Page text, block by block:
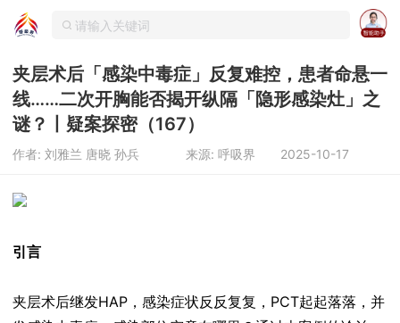
夹层术后「感染中毒症」反复难控，患者命悬一
线……二次开胸能否揭开纵隔「隐形感染灶」之
谜？丨疑案探密（167）
作者: 刘雅兰 唐晓 孙兵 来源: 呼吸界 2025-10-17
引言
夹层术后继发HAP，感染症状反反复复，PCT起起落落，并